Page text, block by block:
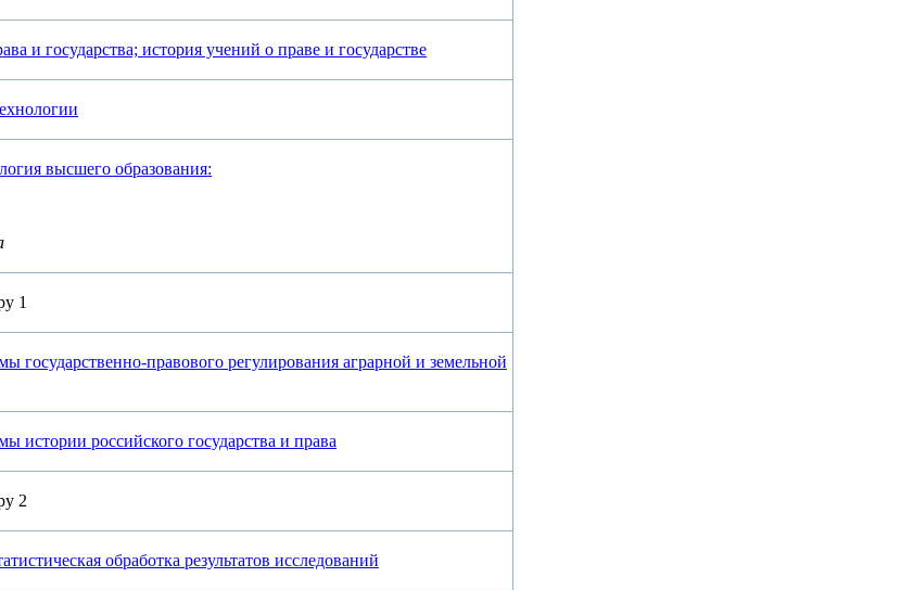
и государства; история учений о праве и государстве
высшего образования:
1
государственно-правового регулирования аграрной и земельной
истории российского государства и права
2
обработка результатов исследований